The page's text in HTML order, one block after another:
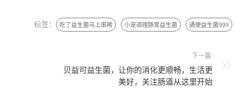
标签： 吃了益生菌马上串稀 小宠调理肠胃益生菌 通便益生菌999
下一篇:
贝益可益生菌，让你的消化更顺畅，生活更
美好，关注肠道从这里开始